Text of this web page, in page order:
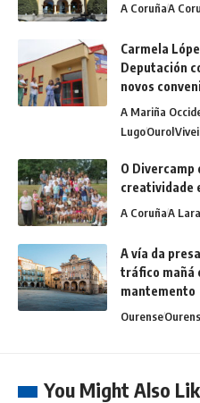
A CoruñaA
Carmela
Deputación
novos
A Mariña
LugoOurol
O Divercamp
creatividade
A CoruñaA
A vía da
tráfico mañá
mantemento
Ourense
You Might Also